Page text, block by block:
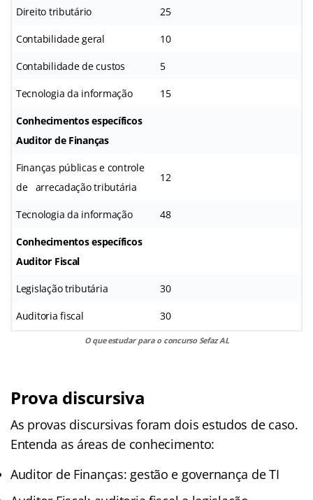
Direito tributário 25
Contabilidade geral 10
Contabilidade de custos 5
Tecnologia da informação 15
Conhecimentos específicos
Auditor de Finanças
Finanças públicas e controle
de arrecadação tributária
12
Tecnologia da informação 48
Conhecimentos específicos
Auditor Fiscal
Legislação tributária 30
Auditoria fiscal 30
O que estudar para o concurso Sefaz AL
Prova discursiva
As provas discursivas foram dois estudos de caso.
Entenda as áreas de conhecimento:
Auditor de Finanças: gestão e governança de TI